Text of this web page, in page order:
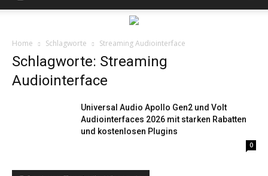
Home Schlagworte Streaming Audiointerface
Schlagworte: Streaming
Audiointerface
Universal Audio Apollo Gen2 und Volt
Audiointerfaces 2026 mit starken Rabatten
und kostenlosen Plugins
0